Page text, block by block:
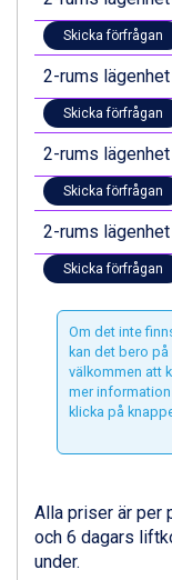
Livigno från
Ponte di
Sauze dOulx
Alleghe från
Bad Gastein
Arabba från
La Thuile
Cervinia från
Bad
Passo
Sölden från
Saalbach från
Sestriere
Wagrain från
Fieberbrunn
Ischgl från
Val Thorens
St. Anton från
Livigno från
Ponte di
Sauze dOulx
Skicka förfrågan
2-rums
Skicka förfrågan
2-rums
Skicka förfrågan
2-rums
Skicka förfrågan
Om det inte
kan det bero
välkommen att
mer
klicka på
Alla priser är per
och 6 dagars
under.